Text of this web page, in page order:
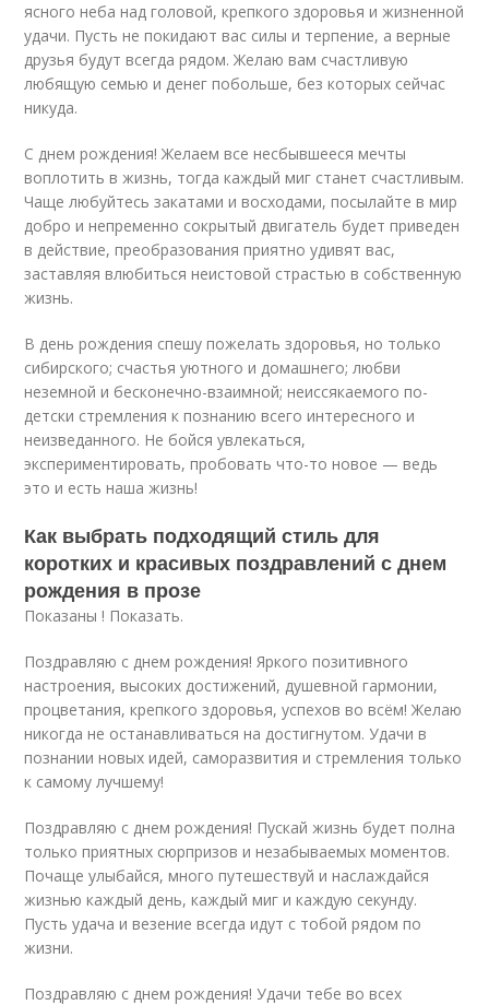
ясного неба над головой, крепкого здоровья и жизненной
удачи. Пусть не покидают вас силы и терпение, а верные
друзья будут всегда рядом. Желаю вам счастливую
любящую семью и денег побольше, без которых сейчас
никуда.
С днем рождения! Желаем все несбывшееся мечты
воплотить в жизнь, тогда каждый миг станет счастливым.
Чаще любуйтесь закатами и восходами, посылайте в мир
добро и непременно сокрытый двигатель будет приведен
в действие, преобразования приятно удивят вас,
заставляя влюбиться неистовой страстью в собственную
жизнь.
В день рождения спешу пожелать здоровья, но только
сибирского; счастья уютного и домашнего; любви
неземной и бесконечно-взаимной; неиссякаемого по-
детски стремления к познанию всего интересного и
неизведанного. Не бойся увлекаться,
экспериментировать, пробовать что-то новое — ведь
это и есть наша жизнь!
Как выбрать подходящий стиль для
коротких и красивых поздравлений с днем
рождения в прозе
Показаны ! Показать.
Поздравляю с днем рождения! Яркого позитивного
настроения, высоких достижений, душевной гармонии,
процветания, крепкого здоровья, успехов во всём! Желаю
никогда не останавливаться на достигнутом. Удачи в
познании новых идей, саморазвития и стремления только
к самому лучшему!
Поздравляю с днем рождения! Пускай жизнь будет полна
только приятных сюрпризов и незабываемых моментов.
Почаще улыбайся, много путешествуй и наслаждайся
жизнью каждый день, каждый миг и каждую секунду.
Пусть удача и везение всегда идут с тобой рядом по
жизни.
Поздравляю с днем рождения! Удачи тебе во всех